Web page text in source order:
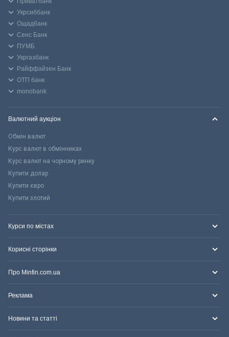
Укрсиббанк
Ощадбанк
Сенс Банк
ПУМБ
Укргазбанк
Райффайзен Банк
ОТП банк
monobank
Валютний аукціон
Обмін валют
Курс валют в обмінниках
Курс валют на чорному ринку
Купити долар
Купити євро
Купити злотий
Курси по містах
Корисні сторінки
Про Minfin.com.ua
Реклама
Новини та статті